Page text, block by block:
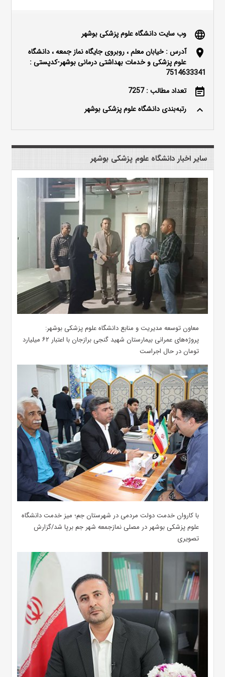
language وب سایت دانشگاه علوم پزشکی بوشهر
location_on
آدرس : خیابان معلم ، روبروی جایگاه نماز جمعه ، دانشگاه
علوم پزشکی و خدمات بهداشتی درمانی بوشهر-کدپستی :
7514633341
event_note تعداد مطالب : 7257
keyboard_arrow_up رتبه‌بندی دانشگاه علوم پزشکی بوشهر
سایر اخبار دانشگاه علوم پزشکی بوشهر
معاون توسعه مدیریت و منابع دانشگاه علوم پزشکی بوشهر:
پروژه‌های عمرانی بیمارستان شهید گنجی برازجان با اعتبار ۶۲ میلیارد
تومان در حال اجراست
با کاروان خدمت دولت مردمی در شهرستان جم؛ میز خدمت دانشگاه
علوم پزشکی بوشهر در مصلی نمازجمعه شهر جم برپا شد/گزارش
تصویری